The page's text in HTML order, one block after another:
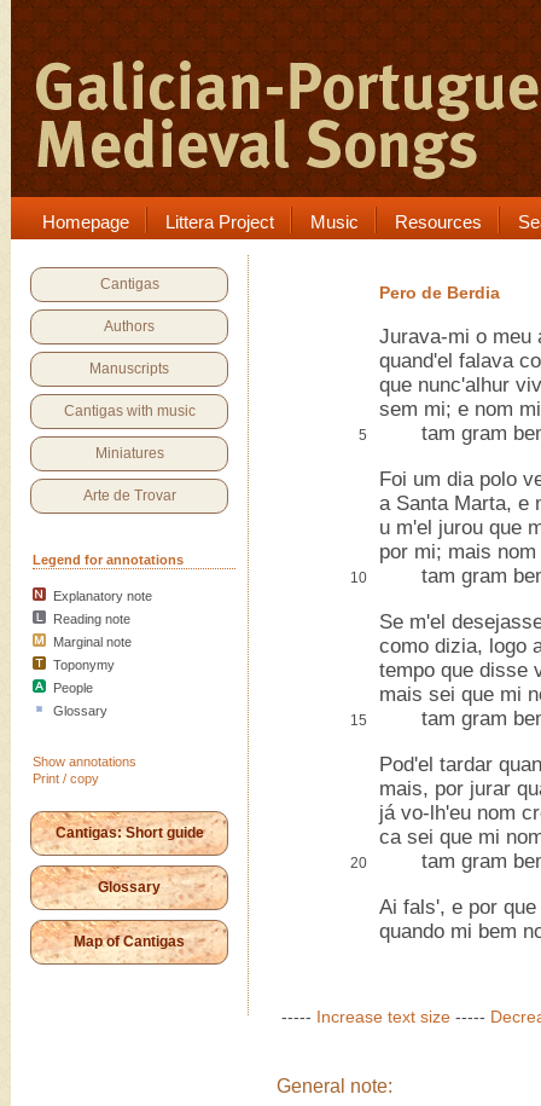
Homepage Littera Project Music Resources
Cantigas
Authors
Manuscripts
Cantigas with music
Miniatures
Arte de Trovar
Legend for annotations
Explanatory note
Reading note
Marginal note
Toponymy
People
Glossary
Show annotations
Print / copy
Cantigas: Short guide
Glossary
Map of Cantigas
Pero de Berdia
Jurava-mi o meu
quand'el falava
que nunc'alhur
sem mi; e nom
5
tam gram
Foi um dia polo
a Santa Marta, e
u m'el jurou que
por mi; mais
10
tam gram
Se m'el
como dizia, logo
tempo que disse
mais sei que mi
15
tam gram
Pod'el tardar
mais, por jurar
já vo-lh'eu nom
ca sei que mi
20
tam gram
Ai fals', e por que
quando mi bem
----- Increase text size -----
General note: